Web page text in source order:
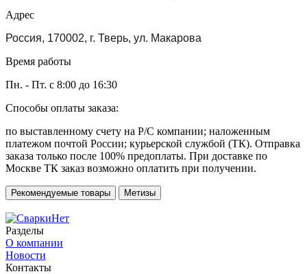
Адрес
Россия, 170002, г. Тверь, ул. Макарова
Время работы
Пн. - Пт. с 8:00 до 16:30
Способы оплаты заказа:
по выставленному счету на Р/С компании; наложенным
платежом почтой России; курьерской службой (ТК). Отправка
заказа только после 100% предоплаты. При доставке по
Москве ТК заказ возможно оплатить при получении.
Рекомендуемые товары Метизы
Разделы
О компании
Новости
Контакты